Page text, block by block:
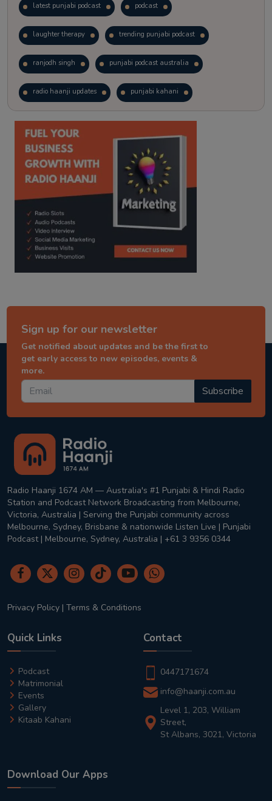
latest punjabi podcast podcast
laughter therapy trending punjabi podcast
ranjodh singh punjabi podcast australia
radio haanji updates punjabi kahani
kitaab kahani punjabi story
Sign up for our newsletter
Get notified about updates and be the first to
get early access to new episodes, events &
more.
Subscribe
Radio Haanji 1674 AM — Australia's #1 Punjabi & Hindi Radio
Station and Podcast Network Broadcasting from Melbourne,
Victoria, Australia | Serving the Punjabi community across
Melbourne, Sydney, Brisbane & nationwide Listen Live | Punjabi
Podcast | Melbourne, Sydney, Australia | +61 3 9356 0344
Privacy Policy | Terms & Conditions
Quick Links
Podcast
Matrimonial
Events
Gallery
Kitaab Kahani
Contact
0447171674
info@haanji.com.au
Level 1, 203, William
Street,
St Albans, 3021, Victoria
Download Our Apps